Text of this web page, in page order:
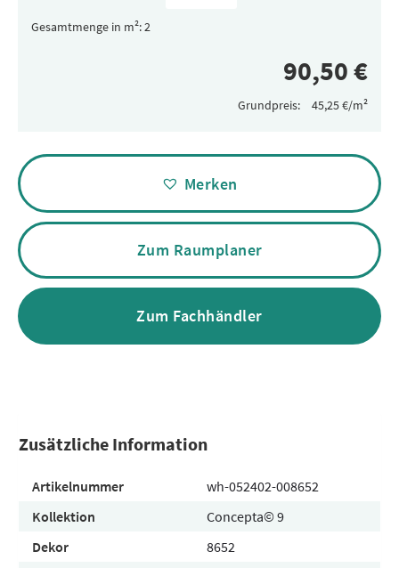
Gesamtmenge in m²:
Grundpreis:
Alternative:
Merken
Zum Raumplaner
Zum Fachhändler
Zusätzliche Information
Artikelnummer
wh-052402-008652
Kollektion
Concepta© 9
Dekor
8652